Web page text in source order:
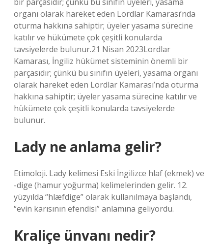
organı olarak hareket eden Lordlar Kamarası’nda
oturma hakkına sahiptir; üyeler yasama sürecine
katılır ve hükümete çok çeşitli konularda
tavsiyelerde bulunur.21 Nisan 2023Lordlar
Kamarası, İngiliz hükümet sisteminin önemli bir
parçasıdır; çünkü bu sınıfın üyeleri, yasama organı
olarak hareket eden Lordlar Kamarası’nda oturma
hakkına sahiptir; üyeler yasama sürecine katılır ve
hükümete çok çeşitli konularda tavsiyelerde
bulunur.
Lady ne anlama gelir?
Etimoloji. Lady kelimesi Eski İngilizce hlaf (ekmek) ve
-dige (hamur yoğurma) kelimelerinden gelir. 12.
yüzyılda “hlæfdige” olarak kullanılmaya başlandı,
“evin karısının efendisi” anlamına geliyordu.
Kraliçe ünvanı nedir?